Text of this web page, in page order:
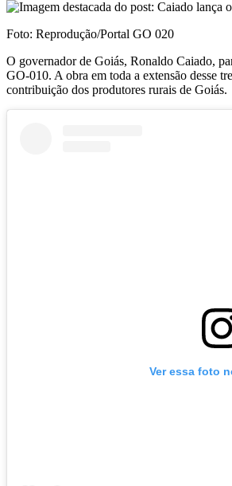
Foto: Reprodução/Portal GO 020
O governador de Goiás, Ronaldo Caiado,
GO-010. A obra em toda a extensão desse
contribuição dos produtores rurais de Goiás.
Ver essa foto